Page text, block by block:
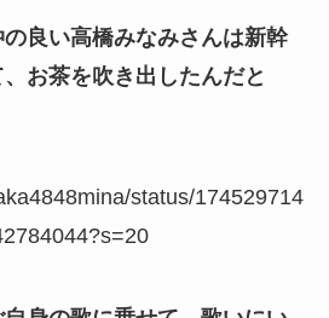
良い高橋みなみさんは新幹
お茶を吹き出したんだと
status/174529714